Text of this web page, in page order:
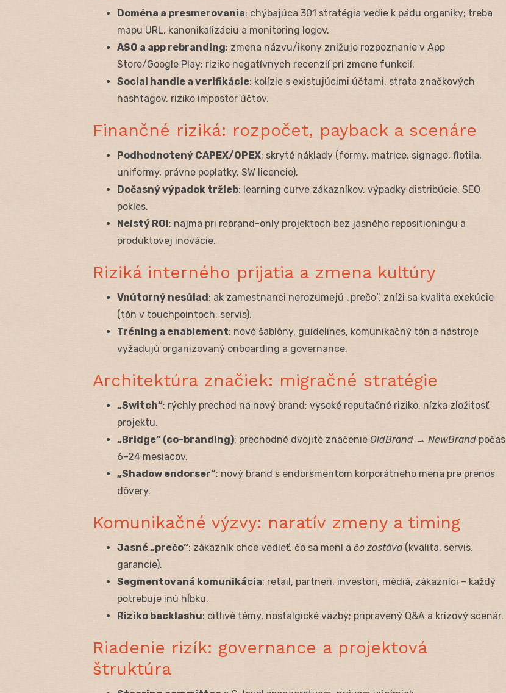
Doména a presmerovania: chýbajúca 301 stratégia vedie k pádu organiky; treba
mapu URL, kanonikalizáciu a monitoring logov.
ASO a app rebranding: zmena názvu/ikony znižuje rozpoznanie v App
Store/Google Play; riziko negatívnych recenzií pri zmene funkcií.
Social handle a verifikácie: kolízie s existujúcimi účtami, strata značkových
hashtagov, riziko impostor účtov.
Finančné riziká: rozpočet, payback a scenáre
Podhodnotený CAPEX/OPEX: skryté náklady (formy, matrice, signage, flotila,
uniformy, právne poplatky, SW licencie).
Dočasný výpadok tržieb: learning curve zákazníkov, výpadky distribúcie, SEO
pokles.
Neistý ROI: najmä pri rebrand-only projektoch bez jasného repositioningu a
produktovej inovácie.
Riziká interného prijatia a zmena kultúry
Vnútorný nesúlad: ak zamestnanci nerozumejú „prečo“, zníži sa kvalita exekúcie
(tón v touchpointoch, servis).
Tréning a enablement: nové šablóny, guidelines, komunikačný tón a nástroje
vyžadujú organizovaný onboarding a governance.
Architektúra značiek: migračné stratégie
„Switch“: rýchly prechod na nový brand; vysoké reputačné riziko, nízka zložitosť
projektu.
„Bridge“ (co-branding): prechodné dvojité značenie OldBrand → NewBrand počas
6–24 mesiacov.
„Shadow endorser“: nový brand s endorsmentom korporátneho mena pre prenos
dôvery.
Komunikačné výzvy: naratív zmeny a timing
Jasné „prečo“: zákazník chce vedieť, čo sa mení a čo zostáva (kvalita, servis,
garancie).
Segmentovaná komunikácia: retail, partneri, investori, médiá, zákazníci – každý
potrebuje inú hĺbku.
Riziko backlashu: citlivé témy, nostalgické väzby; pripravený Q&A a krízový scenár.
Riadenie rizík: governance a projektová
štruktúra